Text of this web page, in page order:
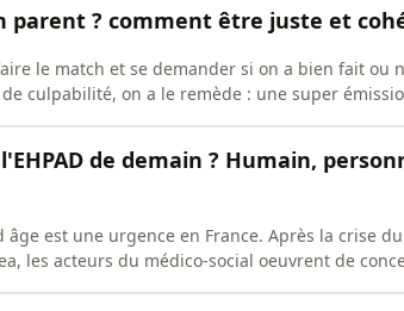
parent ? comment être juste et
le match et se demander si on a bien fait ou
culpabilité, on a le remède : une super
de demain ? Humain,
est une urgence en France. Après la crise
les acteurs du médico-social oeuvrent de